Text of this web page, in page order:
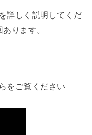
詳しく説明してくだ
ります。
をご覧ください